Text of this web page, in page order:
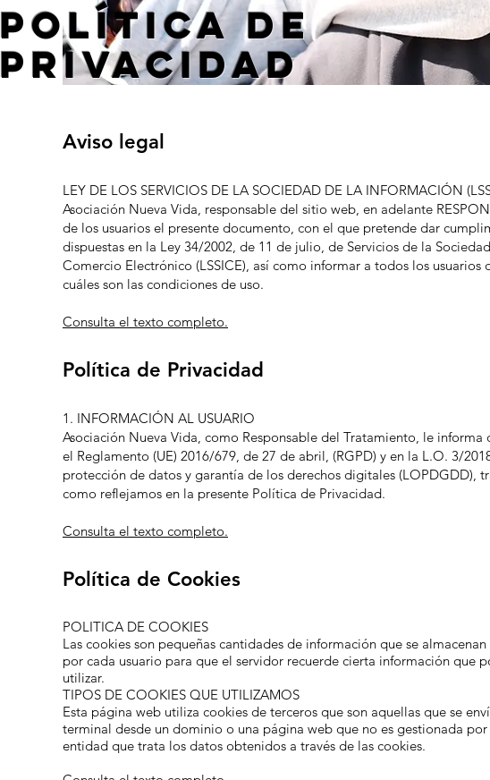
Política de
Privacidad
Aviso legal
LEY DE LOS SERVICIOS DE LA SOCIEDAD DE LA INFORMACIÓN
Asociación Nueva Vida, responsable del sitio web, en adelante
de los usuarios el presente documento, con el que pretende dar
dispuestas en la Ley 34/2002, de 11 de julio, de Servicios de la
Comercio Electrónico (LSSICE), así como informar a todos los usuarios
cuáles son las condiciones de uso.
Consulta el texto completo.
Política de Privacidad
1. INFORMACIÓN AL USUARIO
Asociación Nueva Vida, como Responsable del Tratamiento, le informa
el Reglamento (UE) 2016/679, de 27 de abril, (RGPD) y en la L.O. 3/
protección de datos y garantía de los derechos digitales (LOPDGDD),
como reflejamos en la presente Política de Privacidad.
Consulta el texto completo.
Política de Cookies
POLITICA DE COOKIES
Las cookies son pequeñas cantidades de información que se
por cada usuario para que el servidor recuerde cierta información que
utilizar.
TIPOS DE COOKIES QUE UTILIZAMOS
Esta página web utiliza cookies de terceros que son aquellas que se
terminal desde un dominio o una página web que no es gestionada
entidad que trata los datos obtenidos a través de las cookies.